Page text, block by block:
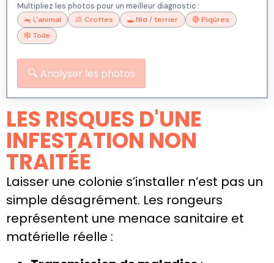
Multipliez les photos pour un meilleur diagnostic :
🐀 L'animal
💩 Crottes 🕳️ Nid / terrier
🔴 Piqûres
🕸️ Toile
🔍 Analyser les photos
LES RISQUES D'UNE
INFESTATION NON
TRAITÉE
Laisser une colonie s’installer n’est pas un
simple désagrément. Les rongeurs
représentent une menace sanitaire et
matérielle réelle :